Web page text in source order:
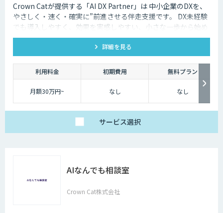
Crown Catが提供する「AI DX Partner」は 中小企業のDXを、
やさしく・速く・確実に”前進させる伴走支援です。 DX未経験
でも導入しやすく、効果を実感しやすい、小さな一歩から始め
るDX支援サービスです。 AI DX Partnerは、大手企業のDX支援
で培ったノウハウをベースに、 地方・中小企業のための“現実
的なDX”を設計・実装・運用まで一貫して支援いたします。 私
たちは、コンサル×開発×AIの力で、現場に寄り添った 『ちょ
うどいいDX』を実現します。
詳細を見る
利用料金 初期費用 無料プラン
月額30万円~ なし なし
サービス選択
AIなんでも相談室
Crown Cat株式会社